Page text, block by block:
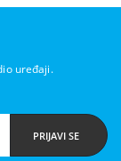
uređaji.
PRIJAVI SE